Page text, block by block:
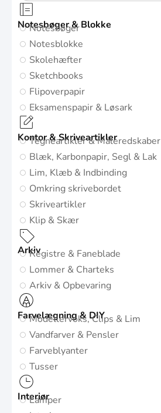
Notesbøger & Blokke
Notesbøger
Notesblokke
Skolehæfter
Sketchbooks
Flipoverpapir
Eksamenspapir & Løsark
Kontor & Skriveartikler
Tegneartikler & Måleredskaber
Blæk, Karbonpapir, Segl & Lak
Lim, Klæb & Indbinding
Omkring skrivebordet
Skriveartikler
Klip & Skær
ArkivRegistre & Faneblade
Lommer & Charteks
Arkiv & Opbevaring
Farvelægning & DIY
Modellervoks, Clips & Lim
Vandfarver & Pensler
Farveblyanter
Tusser
Interiør
Lamper